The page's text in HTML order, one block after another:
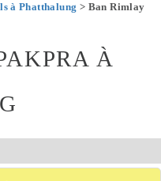
à Phatthalung > Ban Rimlay
À